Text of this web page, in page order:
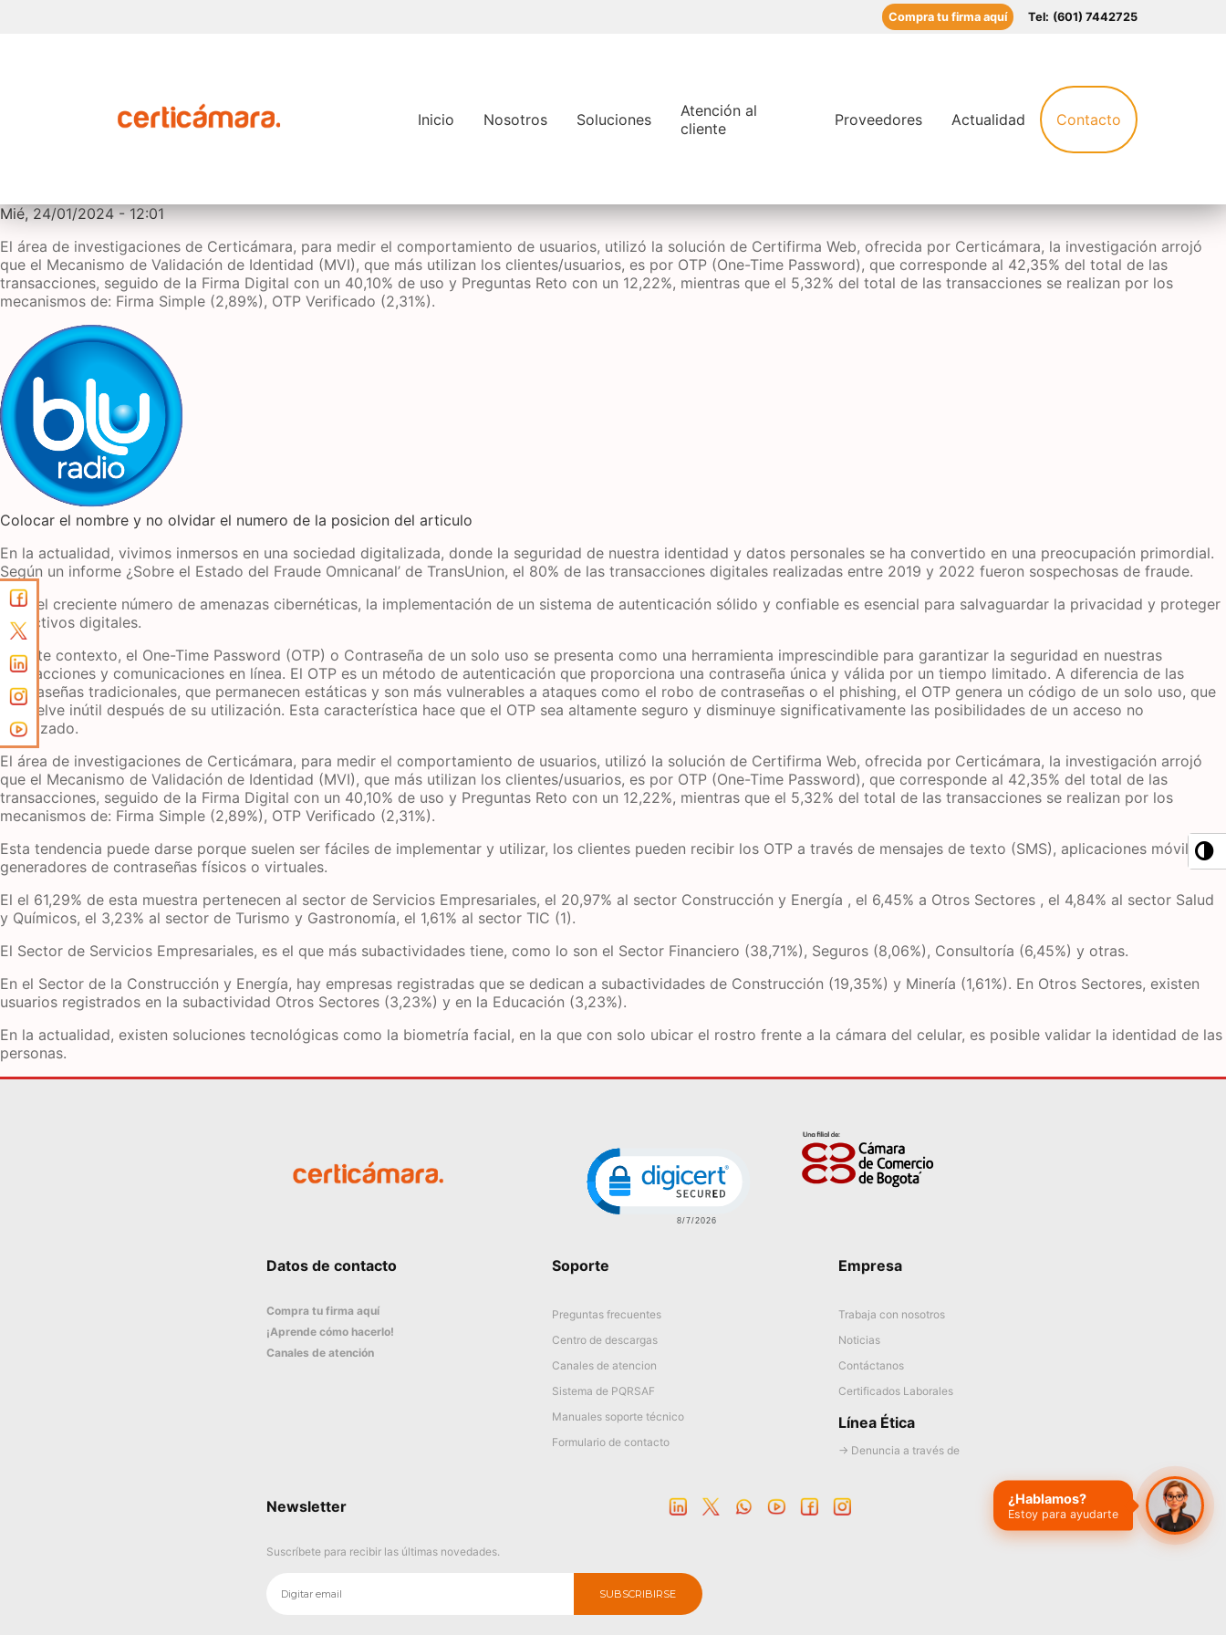
Compra tu firma aquí Tel: (601) 7442725
Inicio Nosotros Soluciones
Atención al
cliente
Proveedores Actualidad Contacto
Mié, 24/01/2024 - 12:01
El área de investigaciones de Certicámara, para medir el comportamiento de usuarios, utilizó la solución de Certifirma Web, ofrecida por Certicámara, la investigación arrojó
que el Mecanismo de Validación de Identidad (MVI), que más utilizan los clientes/usuarios, es por OTP (One-Time Password), que corresponde al 42,35% del total de las
transacciones, seguido de la Firma Digital con un 40,10% de uso y Preguntas Reto con un 12,22%, mientras que el 5,32% del total de las transacciones se realizan por los
mecanismos de: Firma Simple (2,89%), OTP Verificado (2,31%).
Imagen
Colocar el nombre y no olvidar el numero de la posicion del articulo
En la actualidad, vivimos inmersos en una sociedad digitalizada, donde la seguridad de nuestra identidad y datos personales se ha convertido en una preocupación primordial.
Según un informe ¿Sobre el Estado del Fraude Omnicanal’ de TransUnion, el 80% de las transacciones digitales realizadas entre 2019 y 2022 fueron sospechosas de fraude.
Ante el creciente número de amenazas cibernéticas, la implementación de un sistema de autenticación sólido y confiable es esencial para salvaguardar la privacidad y proteger
los activos digitales.
En este contexto, el One-Time Password (OTP) o Contraseña de un solo uso se presenta como una herramienta imprescindible para garantizar la seguridad en nuestras
transacciones y comunicaciones en línea. El OTP es un método de autenticación que proporciona una contraseña única y válida por un tiempo limitado. A diferencia de las
contraseñas tradicionales, que permanecen estáticas y son más vulnerables a ataques como el robo de contraseñas o el phishing, el OTP genera un código de un solo uso, que
se vuelve inútil después de su utilización. Esta característica hace que el OTP sea altamente seguro y disminuye significativamente las posibilidades de un acceso no
autorizado.
El área de investigaciones de Certicámara, para medir el comportamiento de usuarios, utilizó la solución de Certifirma Web, ofrecida por Certicámara, la investigación arrojó
que el Mecanismo de Validación de Identidad (MVI), que más utilizan los clientes/usuarios, es por OTP (One-Time Password), que corresponde al 42,35% del total de las
transacciones, seguido de la Firma Digital con un 40,10% de uso y Preguntas Reto con un 12,22%, mientras que el 5,32% del total de las transacciones se realizan por los
mecanismos de: Firma Simple (2,89%), OTP Verificado (2,31%).
Esta tendencia puede darse porque suelen ser fáciles de implementar y utilizar, los clientes pueden recibir los OTP a través de mensajes de texto (SMS), aplicaciones móviles o
generadores de contraseñas físicos o virtuales.
El el 61,29% de esta muestra pertenecen al sector de Servicios Empresariales, el 20,97% al sector Construcción y Energía , el 6,45% a Otros Sectores , el 4,84% al sector Salud
y Químicos, el 3,23% al sector de Turismo y Gastronomía, el 1,61% al sector TIC (1).
El Sector de Servicios Empresariales, es el que más subactividades tiene, como lo son el Sector Financiero (38,71%), Seguros (8,06%), Consultoría (6,45%) y otras.
En el Sector de la Construcción y Energía, hay empresas registradas que se dedican a subactividades de Construcción (19,35%) y Minería (1,61%). En Otros Sectores, existen
usuarios registrados en la subactividad Otros Sectores (3,23%) y en la Educación (3,23%).
En la actualidad, existen soluciones tecnológicas como la biometría facial, en la que con solo ubicar el rostro frente a la cámara del celular, es posible validar la identidad de las
personas.
Click to open certificate verification popup
Imagen
Datos de contacto
Compra tu firma aquí
¡Aprende cómo hacerlo!
Canales de atención
Soporte
Preguntas frecuentes
Centro de descargas
Canales de atencion
Sistema de PQRSAF
Manuales soporte técnico
Formulario de contacto
Empresa
Trabaja con nosotros
Noticias
Contáctanos
Certificados Laborales
Línea Ética
→ Denuncia a través de
Newsletter
Suscríbete para recibir las últimas novedades.
¿Hablamos?
Estoy para ayudarte